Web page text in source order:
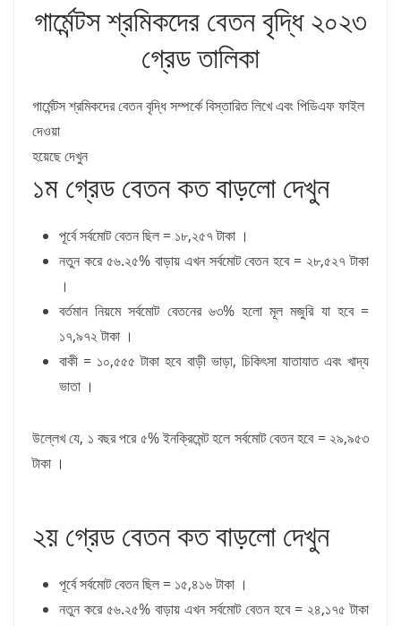
গার্মেন্টস শ্রমিকদের বেতন বৃদ্ধি ২০২৩
গ্রেড তালিকা
গার্মেন্টস শ্রমিকদের বেতন বৃদ্ধি সম্পর্কে বিস্তারিত লিখে এবং পিডিএফ ফাইল
দেওয়া
হয়েছে দেখুন
১ম গ্রেড বেতন কত বাড়লো দেখুন
পূর্বে সর্বমোট বেতন ছিল = ১৮,২৫৭ টাকা ।
নতুন করে ৫৬.২৫% বাড়ায় এখন সর্বমোট বেতন হবে = ২৮,৫২৭ টাকা
।
বর্তমান নিয়মে সর্বমোট বেতনের ৬৩% হলো মূল মজুরি যা হবে =
১৭,৯৭২ টাকা ।
বাকী = ১০,৫৫৫ টাকা হবে বাড়ী ভাড়া, চিকিৎসা যাতাযাত এবং খাদ্য
ভাতা ।
উল্লেখ যে, ১ বছর পরে ৫% ইনক্রিমেন্ট হলে সর্বমোট বেতন হবে = ২৯,৯৫৩
টাকা ।
২য় গ্রেড বেতন কত বাড়লো দেখুন
পূর্বে সর্বমোট বেতন ছিল = ১৫,৪১৬ টাকা ।
নতুন করে ৫৬.২৫% বাড়ায় এখন সর্বমোট বেতন হবে = ২৪,১৭৫ টাকা